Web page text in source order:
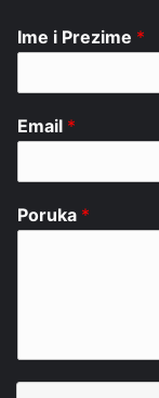
Ime i Prezime *
Email *
Poruka *